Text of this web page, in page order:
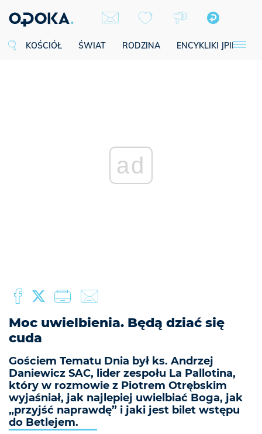
KOŚCIÓŁ ŚWIAT RODZINA ENCYKLIKI JPII
ad
Moc uwielbienia. Będą dziać się
cuda
Gościem Tematu Dnia był ks. Andrzej
Daniewicz SAC, lider zespołu La Pallotina,
który w rozmowie z Piotrem Otrębskim
wyjaśniał, jak najlepiej uwielbiać Boga, jak
„przyjść naprawdę” i jaki jest bilet wstępu
do Betlejem.